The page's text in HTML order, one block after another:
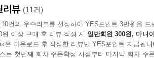
년 1월 2일 괴벨스는 드레스덴 은행에서 일
시 몸도 허약해지고 신경쇠약에 걸린 괴벨
잃어 가는 반면 토지와 현물을 담보로 한
해졌다. 은행 앞에서는 죄 없는 사람들이 굶
들에게 무조건 불쾌한 뉴스를 숨기는 것
으로 변해야 한다. 국민들은 이를 능히 소화
신화’의 창조자
리뷰 (11건)
10건의 우수리뷰를 선정하여 YES포인트 3만원을 드
원 이상 구매 후 리뷰 작성 시 일반회원 300원, 마니
은 다운로드 후 작성한 리뷰만 YES포인트 지급됩니
는 첫번째 회차 주문확정 시점부터 마지막 회차 주